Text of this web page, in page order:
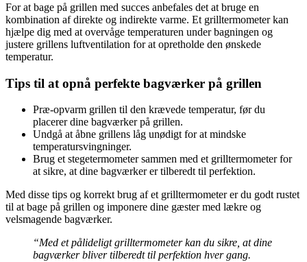
For at bage på grillen med succes anbefales det at bruge en
kombination af direkte og indirekte varme. Et grilltermometer kan
hjælpe dig med at overvåge temperaturen under bagningen og
justere grillens luftventilation for at opretholde den ønskede
temperatur.
Tips til at opnå perfekte bagværker på grillen
Præ-opvarm grillen til den krævede temperatur, før du
placerer dine bagværker på grillen.
Undgå at åbne grillens låg unødigt for at mindske
temperatursvingninger.
Brug et stegetermometer sammen med et grilltermometer for
at sikre, at dine bagværker er tilberedt til perfektion.
Med disse tips og korrekt brug af et grilltermometer er du godt rustet
til at bage på grillen og imponere dine gæster med lækre og
velsmagende bagværker.
“Med et pålideligt grilltermometer kan du sikre, at dine
bagværker bliver tilberedt til perfektion hver gang.